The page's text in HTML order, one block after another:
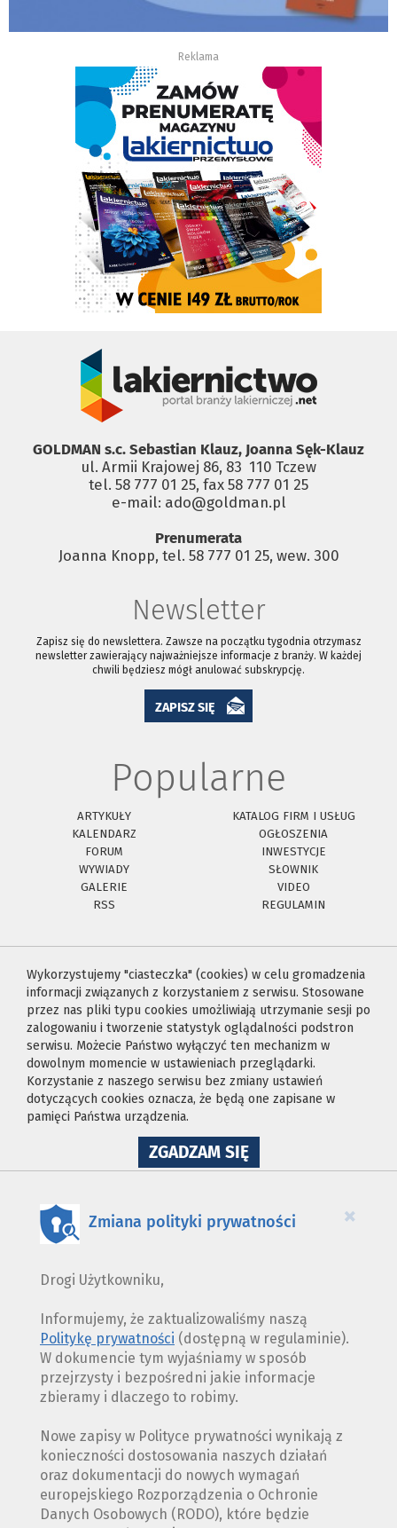
Reklama
GOLDMAN s.c. Sebastian Klauz, Joanna Sęk-Klauz
ul. Armii Krajowej 86, 83 ­ 110 Tczew
tel. 58 777 01 25, fax 58 777 01 25
e-mail: ado@goldman.pl
Prenumerata
Joanna Knopp, tel. 58 777 01 25, wew. 300
Newsletter
Zapisz się do newslettera. Zawsze na początku tygodnia otrzymasz
newsletter zawierający najważniejsze informacje z branży. W każdej
chwili będziesz mógł anulować subskrypcję.
ZAPISZ SIĘ
Popularne
ARTYKUŁY
KATALOG FIRM I USŁUG
KALENDARZ
OGŁOSZENIA
FORUM
INWESTYCJE
WYWIADY
SŁOWNIK
GALERIE
VIDEO
RSS
REGULAMIN
Wykorzystujemy "ciasteczka" (cookies) w celu gromadzenia
informacji związanych z korzystaniem z serwisu. Stosowane
przez nas pliki typu cookies umożliwiają utrzymanie sesji po
zalogowaniu i tworzenie statystyk oglądalności podstron
serwisu. Możecie Państwo wyłączyć ten mechanizm w
dowolnym momencie w ustawieniach przeglądarki.
Korzystanie z naszego serwisu bez zmiany ustawień
dotyczących cookies oznacza, że będą one zapisane w
pamięci Państwa urządzenia.
ZGADZAM SIĘNA
WYKORZYSTANIE
×
Zmiana polityki prywatności
Drogi Użytkowniku,
Informujemy, że zaktualizowaliśmy naszą
Politykę prywatności (dostępną w regulaminie).
W dokumencie tym wyjaśniamy w sposób
przejrzysty i bezpośredni jakie informacje
zbieramy i dlaczego to robimy.
Nowe zapisy w Polityce prywatności wynikają z
konieczności dostosowania naszych działań
oraz dokumentacji do nowych wymagań
europejskiego Rozporządzenia o Ochronie
Danych Osobowych (RODO), które będzie